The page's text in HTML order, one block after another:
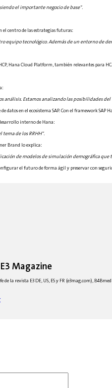
el importante negocio de base".
el centro de las estrategias futuras:
equipo tecnológico. Además de un entorno de
Hana Cloud Platform, también relevantes para
análisis. Estamos analizando las posibilidades
datos en el ecosistema SAP. Con el framework
interno de Hana:
de los RRHH".
Brand lo explica:
de modelos de simulación demográfica
el futuro de forma ágil y preservar con
Magazine
de la revista E3 DE, US, ES y FR (e3mag.com),